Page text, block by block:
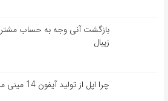
بازگشت آنی وجه به حساب
زیبال
چرا اپل از تولید آیفون 14 مینی منصرف شد؟